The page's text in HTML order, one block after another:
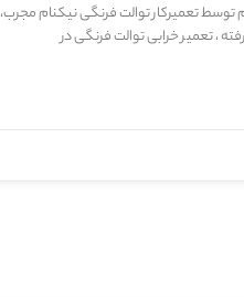
توسط تعمیرکار توالت فرنگی نیکنام مجرب،
، تعمیر خرابی توالت فرنگی در